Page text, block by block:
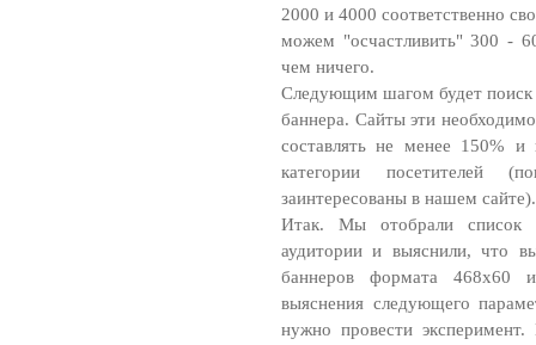
2000 и 4000 соответственно
можем "осчастливить" 300 -
чем ничего.
Следующим шагом будет поиск
баннера. Сайты эти
составлять не менее 150%
категории посетителей
заинтересованы в нашем сайте).
Итак. Мы отобрали список
аудитории и выяснили, что
баннеров формата 468х60
выяснения следующего
нужно провести